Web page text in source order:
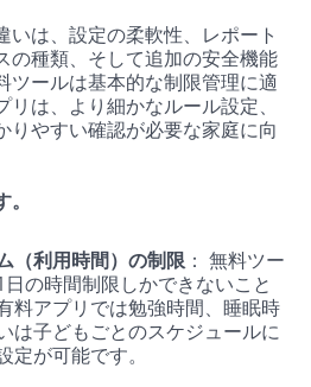
いは、設定の柔軟性、レポート
の種類、そして追加の安全機能
ツールは基本的な制限管理に適
は、より細かなルール設定、
りやすい確認が必要な家庭に向
（利用時間）の制限 ： 無料ツー
の時間制限しかできないこと
料アプリでは勉強時間、睡眠時
は子どもごとのスケジュールに
定が可能です。